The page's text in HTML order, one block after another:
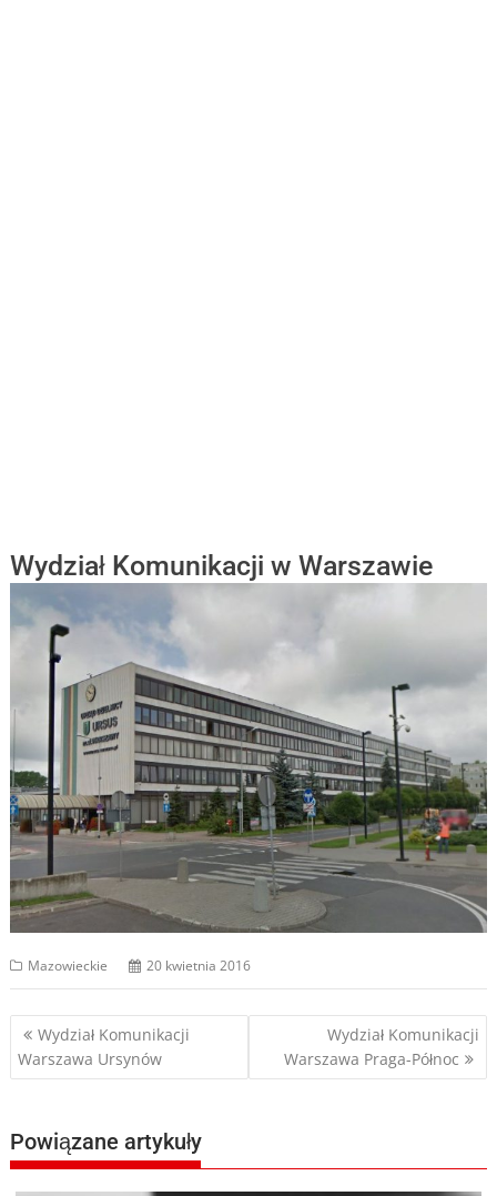
Wydział Komunikacji w Warszawie
Mazowieckie 20 kwietnia 2016
Nawigacja
wpisu
Wydział Komunikacji
Warszawa Ursynów
Wydział Komunikacji
Warszawa Praga-Północ
Powiązane artykuły